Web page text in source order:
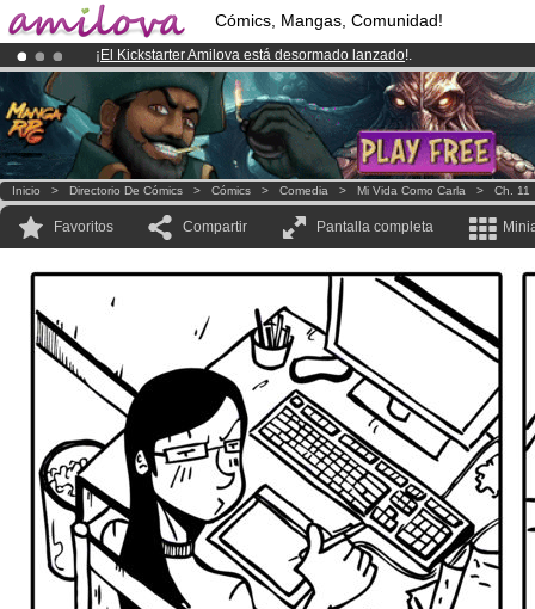
Cómics, Mangas, Comunidad!
¡ El Kickstarter Amilova está desormado lanzado!.
¡Conviertete en Premium por3.95 eurosal mes!Hazte Premium ya
¡Ya tenemos 100000miembrosy 1000 Cómics y Mangas!.
Inicio > Directorio De Cómics > Cómics > Comedia > Mi Vida Como Carla > Ch. 11
Favoritos Compartir Pantalla completa